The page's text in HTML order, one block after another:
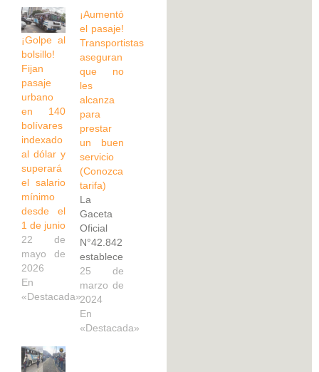
¡Golpe al
bolsillo!
Fijan
pasaje
urbano
en 140
bolívares
indexado
al dólar y
superará
el salario
mínimo
desde el
1 de junio
22 de
mayo de
2026
En
«Destacada»
¡Aumentó
el pasaje!
Transportistas
aseguran
que no
les
alcanza
para
prestar
un buen
servicio
(Conozca
tarifa)
La
Gaceta
Oficial
N°42.842
establece
un
aumento
del 20%
en el
pasaje
25 de
marzo de
2024
En
«Destacada»